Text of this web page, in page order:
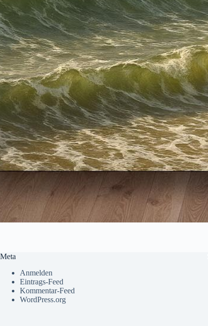
Meta
Anmelden
Eintrags-Feed
Kommentar-Feed
WordPress.org